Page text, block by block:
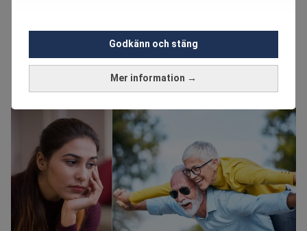
Mer information →
Godkänn och stäng